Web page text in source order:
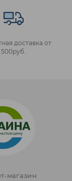
доставка от
500руб.
магазин